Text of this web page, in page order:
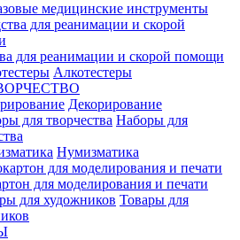
медицинские инструменты
для реанимации и скорой помощи
Алкотестеры
Декорирование
Наборы для
Нумизматика
для моделирования и печати
Товары для